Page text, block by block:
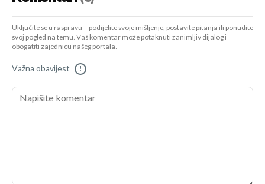
Uključite se u raspravu – podijelite svoje mišljenje, postavite pitanja ili ponudite
svoj pogled na temu. Vaš komentar može potaknuti zanimljiv dijalog i
obogatiti zajednicu našeg portala.
Važna obavijest !